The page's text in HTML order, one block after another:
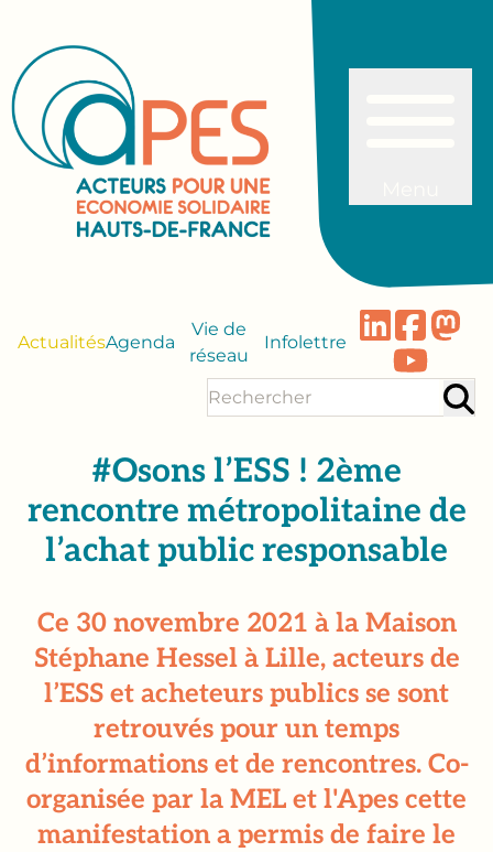
ActualitésAgenda
Vie de
réseau
Infolettre
#Osons l’ESS ! 2ème
rencontre métropolitaine de
l’achat public responsable
Ce 30 novembre 2021 à la Maison
Stéphane Hessel à Lille, acteurs de
l’ESS et acheteurs publics se sont
retrouvés pour un temps
d’informations et de rencontres. Co-
organisée par la MEL et l'Apes cette
manifestation a permis de faire le